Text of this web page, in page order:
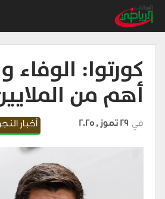
كورتوا: الوفاء
أهم من
أخبار في 29 تموز , 2025